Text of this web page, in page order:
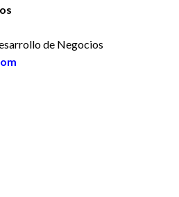
de Negocios